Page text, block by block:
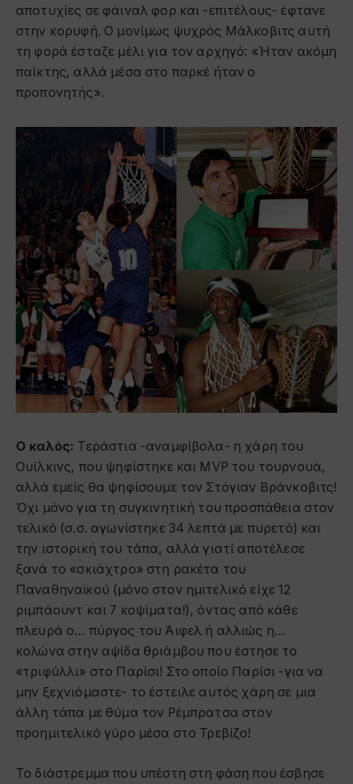
αποτυχίες σε φάιναλ φορ και -επιτέλους- έφτανε
στην κορυφή. Ο μονίμως ψυχρός Μάλκοβιτς αυτή
τη φορά έσταζε μέλι για τον αρχηγό: «Ήταν ακόμη
παίκτης, αλλά μέσα στο παρκέ ήταν ο
προπονητής».
Ο καλός: Τεράστια -αναμφίβολα- η χάρη του
Ουίλκινς, που ψηφίστηκε και MVP του τουρνουά,
αλλά εμείς θα ψηφίσουμε τον Στόγιαν Βράνκοβιτς!
Όχι μόνο για τη συγκινητική του προσπάθεια στον
τελικό (σ.σ. αγωνίστηκε 34 λεπτά με πυρετό) και
την ιστορική του τάπα, αλλά γιατί αποτέλεσε
ξανά το «σκιάχτρο» στη ρακέτα του
Παναθηναϊκού (μόνο στον ημιτελικό είχε 12
ριμπάουντ και 7 κοψίματα!), όντας από κάθε
πλευρά ο… πύργος του Άιφελ ή αλλιώς η…
κολώνα στην αψίδα θριάμβου που έστησε το
«τριφύλλι» στο Παρίσι! Στο οποίο Παρίσι -για να
μην ξεχνιόμαστε- το έστειλε αυτός χάρη σε μια
άλλη τάπα με θύμα τον Ρέμπρατσα στον
προημιτελικό γύρο μέσα στο Τρεβίζο!
Το διάστρεμμα που υπέστη στη φάση που έσβησε